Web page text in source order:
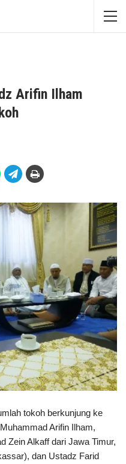
Arifin Ilham
tokoh berkunjung ke
Arifin Ilham,
Zein Alkaff dari Jawa Timur,
dan Ustadz Farid